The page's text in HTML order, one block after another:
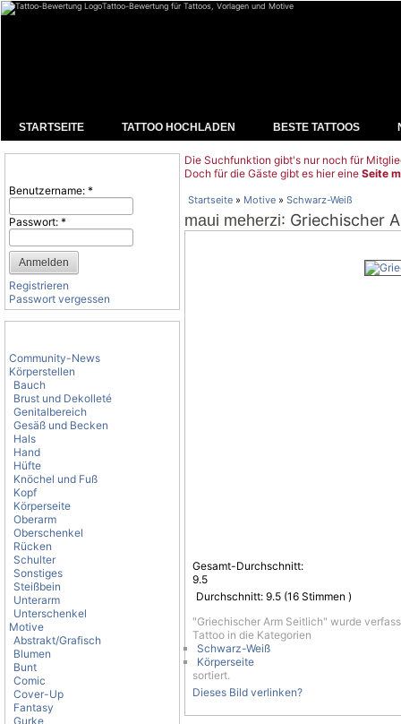
Tattoo-Bewertung für Tattoos, Vorlagen und Motive
STARTSEITE TATTOO HOCHLADEN BESTE TATTOOS
Benutzername: *
Passwort: *
Registrieren
Passwort vergessen
Community-News
Körperstellen
Bauch
Brust und Dekolleté
Genitalbereich
Gesäß und Becken
Hals
Hand
Hüfte
Knöchel und Fuß
Kopf
Körperseite
Oberarm
Oberschenkel
Rücken
Schulter
Sonstiges
Steißbein
Unterarm
Unterschenkel
Motive
Abstrakt/Grafisch
Blumen
Bunt
Comic
Cover-Up
Fantasy
Gurke
Die Suchfunktion gibt's nur noch für
Doch für die Gäste gibt es hier eine Seite
Startseite » Motive » Schwarz-Weiß
maui meherzi: Griechischer
Gesamt-Durchschnitt:
9.5
Durchschnitt: 9.5 (16 Stimmen )
"Griechischer Arm Seitlich" wurde
Tattoo in die Kategorien
Schwarz-Weiß
Körperseite
sortiert.
Dieses Bild verlinken?